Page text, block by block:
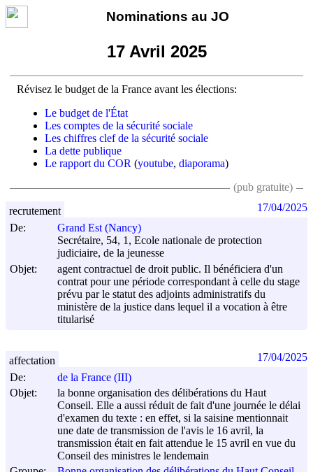
Nominations au JO
17 Avril 2025
Révisez le budget de la France avant les élections:
Le budget de l'État
Les comptes de la sécurité sociale
Les chiffres clef de la sécurité sociale
La dette publique
Le rapport du COR (youtube, diaporama)
(pub gratuite)
De:
Grand Est (Nancy)
Secrétaire, 54, 1, Ecole nationale de protection
judiciaire, de la jeunesse
Objet:
agent contractuel de droit public. Il bénéficiera d'un
contrat pour une période correspondant à celle du stage
prévu par le statut des adjoints administratifs du
ministère de la justice dans lequel il a vocation à être
titularisé
recrutement 17/04/2025
De:
de la France (III)
Objet:
la bonne organisation des délibérations du Haut
Conseil. Elle a aussi réduit de fait d'une journée le délai
d'examen du texte : en effet, si la saisine mentionnait
une date de transmission de l'avis le 16 avril, la
transmission était en fait attendue le 15 avril en vue du
Conseil des ministres le lendemain
affectation 17/04/2025